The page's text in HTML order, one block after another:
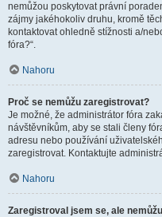
nemůžou poskytovat právní
zájmy jakéhokoliv druhu, kromě
kontaktovat ohledně stížnosti a/
fóra?“.
Nahoru
Proč se nemůžu zaregistrovat?
Je možné, že administrátor fóra
návštěvníkům, aby se stali členy
adresu nebo používání
zaregistrovat. Kontaktujte
Nahoru
Zaregistroval jsem se, ale